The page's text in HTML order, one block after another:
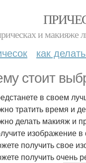
и макияже
как
стоит
в своем
тратить время и
делать макияж и
изображение в
получить свое
получить очень